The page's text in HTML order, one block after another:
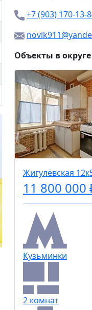
20%
Пенсионеры,
военных
+7 (903) 170-13-
Объекты в округе
Жигулёвская
11 800 000
Кузьминки
2 комнат